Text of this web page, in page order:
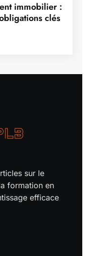
immobilier :
clés
sur le
formation en
efficace